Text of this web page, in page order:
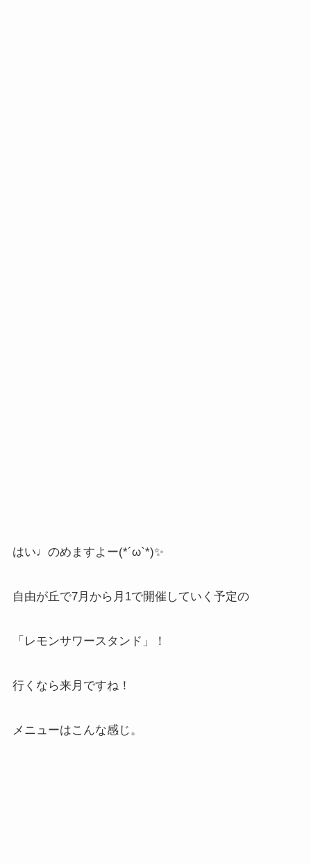
はい♩のめますよー(*´ω`*)✨
自由が丘で7月から月1で開催していく予定の
「レモンサワースタンド」！
行くなら来月ですね！
メニューはこんな感じ。